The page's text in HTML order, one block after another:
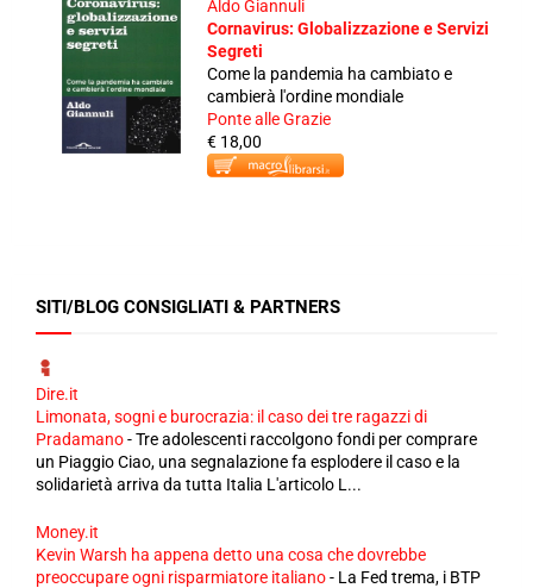
Aldo Giannuli
Cornavirus: Globalizzazione e Servizi
Segreti
Come la pandemia ha cambiato e
cambierà l'ordine mondiale
Ponte alle Grazie
€ 18,00
SITI/BLOG CONSIGLIATI & PARTNERS
Dire.it
Limonata, sogni e burocrazia: il caso dei tre ragazzi di
Pradamano-Tre adolescenti raccolgono fondi per comprare
un Piaggio Ciao, una segnalazione fa esplodere il caso e la
solidarietà arriva da tutta Italia L'articolo L...
Money.it
Kevin Warsh ha appena detto una cosa che dovrebbe
preoccupare ogni risparmiatore italiano- La Fed trema, i BTP